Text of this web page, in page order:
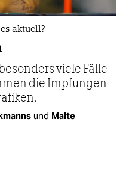
aktuell?
viele Fälle
die Impfungen
und Malte